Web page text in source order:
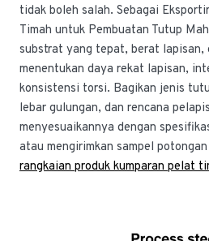
tidak boleh salah. Sebagai
Timah untuk Pembuatan Tutup
substrat yang tepat, berat lapisan,
menentukan daya rekat lapisan,
konsistensi torsi. Bagikan jenis
lebar gulungan, dan rencana
menyesuaikannya dengan
atau mengirimkan sampel
rangkaian produk kumparan pelat